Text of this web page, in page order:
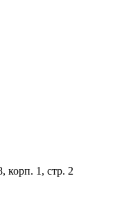
корп. 1, стр. 2